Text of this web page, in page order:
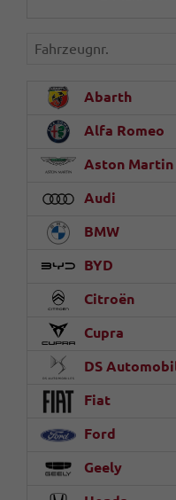
Fahrzeugnr.
Abarth
Alfa Romeo
Aston Martin
Audi
BMW
BYD
Citroën
Cupra
DS
Fiat
Ford
Geely